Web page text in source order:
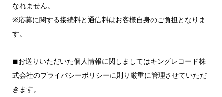
なれません。
※応募に関する接続料と通信料はお客様自身のご負担となりま
す。
◼︎お送りいただいた個人情報に関しましてはキングレコード株
式会社のプライバシーポリシーに則り厳重に管理させていただ
きます。